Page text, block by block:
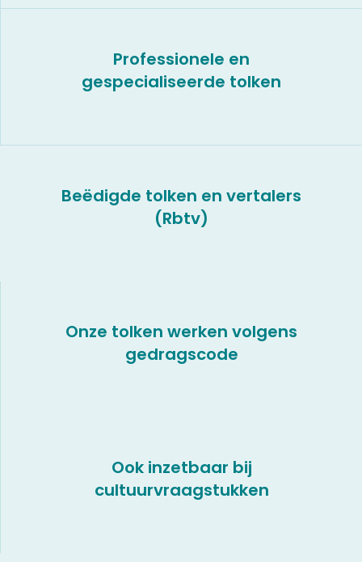
Professionele en
gespecialiseerde tolken
Beëdigde tolken en vertalers
(Rbtv)
Onze tolken werken volgens
gedragscode
Ook inzetbaar bij
cultuurvraagstukken